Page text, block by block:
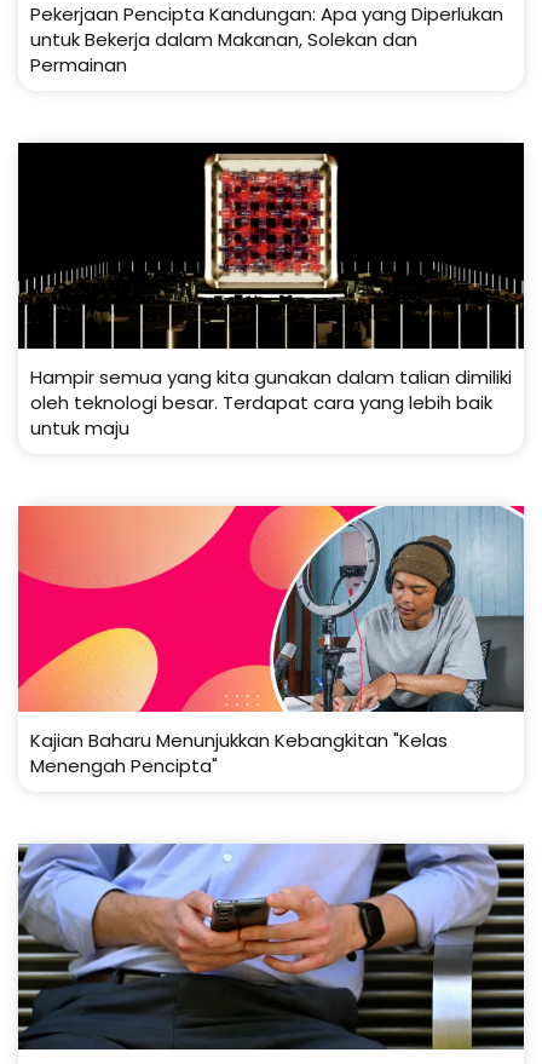
Pekerjaan Pencipta Kandungan: Apa yang Diperlukan
untuk Bekerja dalam Makanan, Solekan dan
Permainan
Hampir semua yang kita gunakan dalam talian dimiliki
oleh teknologi besar. Terdapat cara yang lebih baik
untuk maju
Kajian Baharu Menunjukkan Kebangkitan "Kelas
Menengah Pencipta"